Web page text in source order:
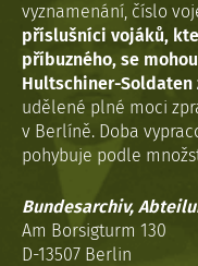
vyznamenání, číslo
příslušníci vojáků,
příbuzného, se
Hultschiner-Soldaten
udělené plné moci
v Berlíně. Doba
pohybuje podle
Bundesarchiv,
Am Borsigturm 130
D-13507 Berlin